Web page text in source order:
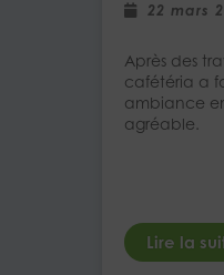
22 mars
Après des
cafétéria a
ambiance
agréable.
Lire la